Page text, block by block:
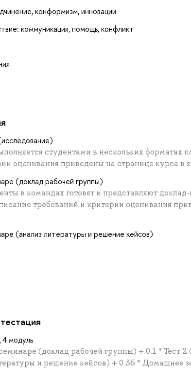
конформизм, инновации
коммуникация, помощь, конфликт
студентами в нескольких форматах
оценивания приведены на странице курса в
(доклад рабочей группы)
в командах готовят и представляют
требований и критерии оценивания
(анализ литературы и решение кейсов)
модуль
(доклад рабочей группы) + 0.1 * Тест
и решение кейсов) + 0.35 * Домашнее